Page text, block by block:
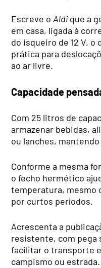
Escreve oAldique a
em casa, ligada à
do isqueiro de 12 V,
prática para
ao ar livre.
Capacidade
Com 25 litros de
armazenar bebidas,
ou lanches,
Conforme a mesma
o fecho hermético
temperatura, mesmo
por curtos períodos.
Acrescenta a
resistente, com pega
facilitar o transporte
campismo ou estrada.